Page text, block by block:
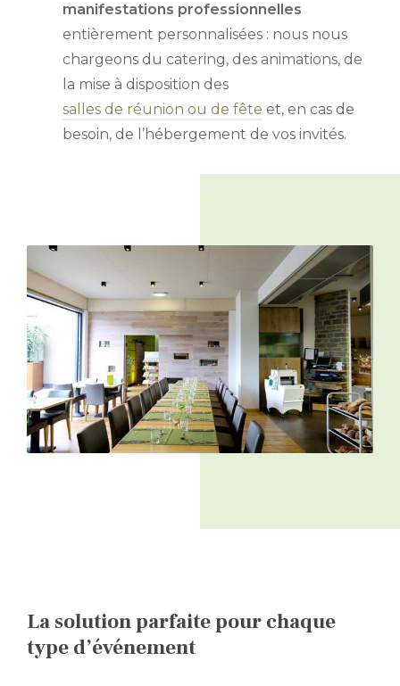
manifestations professionnelles
entièrement personnalisées : nous nous
chargeons du catering, des animations, de
la mise à disposition des
salles de réunion ou de fête et, en cas de
besoin, de l’hébergement de vos invités.
La solution parfaite pour chaque
type d’événement